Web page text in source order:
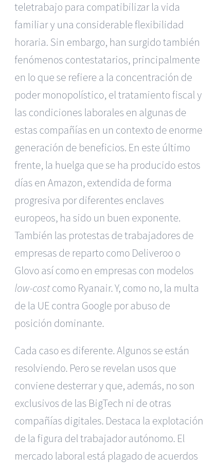
teletrabajo para compatibilizar la vida
familiar y una considerable flexibilidad
horaria. Sin embargo, han surgido también
fenómenos contestatarios, principalmente
en lo que se refiere a la concentración de
poder monopolístico, el tratamiento fiscal y
las condiciones laborales en algunas de
estas compañías en un contexto de enorme
generación de beneficios. En este último
frente, la huelga que se ha producido estos
días en Amazon, extendida de forma
progresiva por diferentes enclaves
europeos, ha sido un buen exponente.
También las protestas de trabajadores de
empresas de reparto como Deliveroo o
Glovo así como en empresas con modelos
low-costcomo Ryanair. Y, como no, la multa
de la UE contra Google por abuso de
posición dominante.
Cada caso es diferente. Algunos se están
resolviendo. Pero se revelan usos que
conviene desterrar y que, además, no son
exclusivos de las BigTech ni de otras
compañías digitales. Destaca la explotación
de la figura del trabajador autónomo. El
mercado laboral está plagado de acuerdos